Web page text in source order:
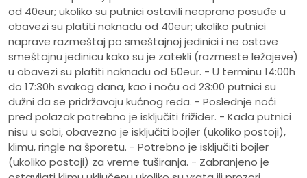
od 40eur; ukoliko su putnici ostavili neoprano posuđe u
obavezi su platiti naknadu od 40eur; ukoliko putnici
naprave razmeštaj po smeštajnoj jedinici i ne ostave
smeštajnu jedinicu kako su je zatekli (razmeste ležajeve)
u obavezi su platiti naknadu od 50eur. - U terminu 14:00h
do 17:30h svakog dana, kao i noću od 23:00 putnici su
dužni da se pridržavaju kućnog reda. - Poslednje noći
pred polazak potrebno je isključiti frižider. - Kada putnici
nisu u sobi, obavezno je isključiti bojler (ukoliko postoji),
klimu, ringle na šporetu. - Potrebno je isključiti bojler
(ukoliko postoji) za vreme tuširanja. - Zabranjeno je